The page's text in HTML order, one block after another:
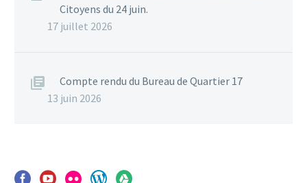
Citoyens du 24 juin.
17 juillet 2026
Compte rendu du Bureau de Quartier 17
13 juin 2026